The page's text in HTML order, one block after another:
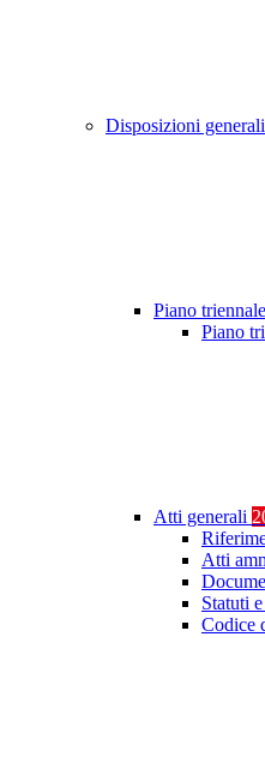
Disposizioni generali
Piano
Piano
Atti generali
Atti
Statuti
Codice